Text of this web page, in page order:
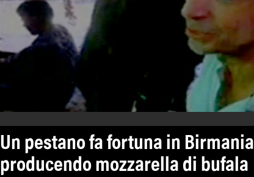
Un pestano fa fortuna in Birmania
producendo mozzarella di bufala